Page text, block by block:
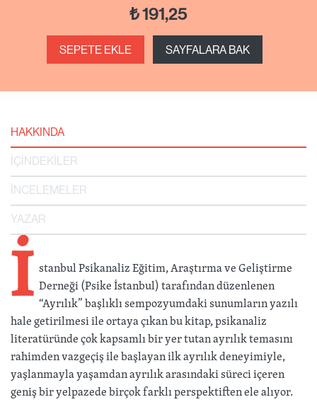
₺191,25
SEPETE EKLE SAYFALARA BAK
HAKKINDA
İÇİNDEKİLER
İNCELEMELER
YAZAR
İstanbul Psikanaliz Eğitim, Araştırma ve Geliştirme
Derneği (Psike İstanbul) tarafından düzenlenen
“Ayrılık” başlıklı sempozyumdaki sunumların yazılı
hale getirilmesi ile ortaya çıkan bu kitap, psikanaliz
literatüründe çok kapsamlı bir yer tutan ayrılık temasını
rahimden vazgeçiş ile başlayan ilk ayrılık deneyimiyle,
yaşlanmayla yaşamdan ayrılık arasındaki süreci içeren
geniş bir yelpazede birçok farklı perspektiften ele alıyor.